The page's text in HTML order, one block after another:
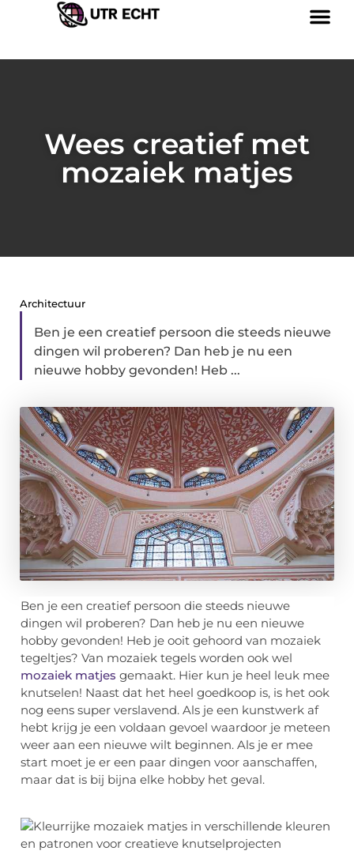
Wees creatief met
mozaiek matjes
Architectuur
Ben je een creatief persoon die steeds nieuwe
dingen wil proberen? Dan heb je nu een
nieuwe hobby gevonden! Heb ...
Ben je een creatief persoon die steeds nieuwe
dingen wil proberen? Dan heb je nu een nieuwe
hobby gevonden! Heb je ooit gehoord van mozaiek
tegeltjes? Van mozaiek tegels worden ook wel
mozaiek matjes gemaakt. Hier kun je heel leuk mee
knutselen! Naast dat het heel goedkoop is, is het ook
nog eens super verslavend. Als je een kunstwerk af
hebt krijg je een voldaan gevoel waardoor je meteen
weer aan een nieuwe wilt beginnen. Als je er mee
start moet je er een paar dingen voor aanschaffen,
maar dat is bij bijna elke hobby het geval.